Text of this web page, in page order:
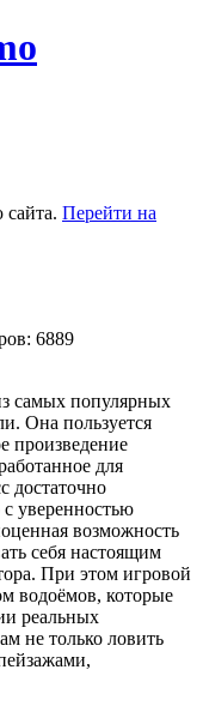
Перейти на
6889
самых популярных
Она пользуется
произведение
для
достаточно
уверенностью
возможность
себя настоящим
При этом игровой
водоёмов, которые
реальных
не только ловить